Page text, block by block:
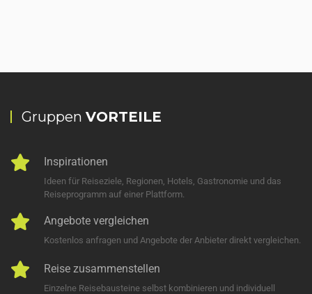
Gruppen VORTEILE
Inspirationen
Ideen für Reiseziele, Regionen, Hotels, Gastronomie und das
Reiseprogramm auf einer Plattform.
Angebote vergleichen
Kostenlos anfragen und Angebote der Anbieter direkt vergleichen.
Reise zusammenstellen
Einzelne Reisebausteine selbst kombinieren und individuell